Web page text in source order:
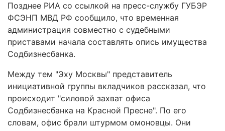
Позднее РИА со ссылкой на пресс-службу ГУБЭР
ФСЭНП МВД РФ сообщило, что временная
администрация совместно с судебными
приставами начала составлять опись имущества
Содбизнесбанка.
Между тем "Эху Москвы" представитель
инициативной группы вкладчиков рассказал, что
происходит "силовой захват офиса
Содбизнесбанка на Красной Пресне". По его
словам, офис брали штурмом омоновцы. Они